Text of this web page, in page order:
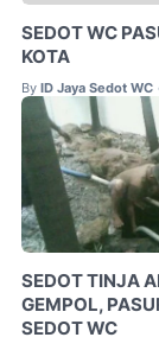
SEDOT WC
KOTA
By ID Jaya Sedot WC
SEDOT TINJA
GEMPOL,
SEDOT WC